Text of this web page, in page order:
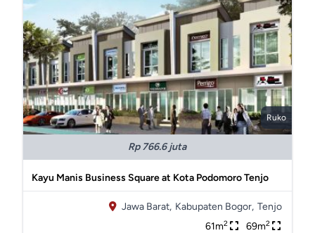
Ruko
Rp 766.6 juta
Kayu Manis Business Square at Kota Podomoro Tenjo
Jawa Barat, Kabupaten Bogor, Tenjo
61m2 69m2